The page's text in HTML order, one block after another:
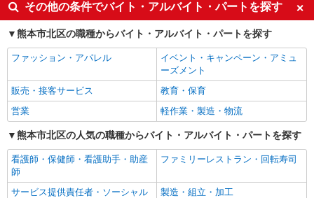
車通勤OK
交通費支給
社会保険あり
社員登用あり
その他の条件でバイト・アルバイト・パートを探す
熊本市北区の職種からバイト・アルバイト・パートを探す
ファッション・アパレル
イベント・キャンペーン・アミュ
ーズメント
販売・接客サービス
教育・保育
営業
軽作業・製造・物流
熊本市北区の人気の職種からバイト・アルバイト・パートを探す
看護師・保健師・看護助手・助産
師
ファミリーレストラン・回転寿司
サービス提供責任者・ソーシャル
製造・組立・加工